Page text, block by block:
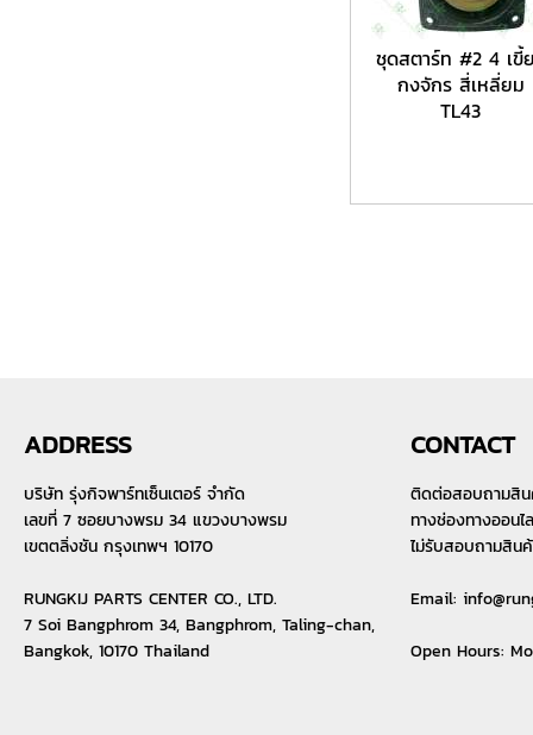
ชุดสตาร์ท #2 4 เขี้
กงจักร สี่เหลี่ยม
TL43
ADDRESS
บริษัท รุ่งกิจพาร์ทเซ็นเตอร์ จำกัด
เลขที่ 7 ซอยบางพรม 34 แขวงบางพรม
เขตตลิ่งชัน กรุงเทพฯ 10170
RUNGKIJ PARTS CENTER CO., LTD.
7 Soi Bangphrom 34, Bangphrom, Taling-chan,
Bangkok, 10170 Thailand
CONTACT
ติดต่อสอบถามสิ
ทางช่องทางออนไ
ไม่รับสอบถามสิน
Email:
Open Hours: